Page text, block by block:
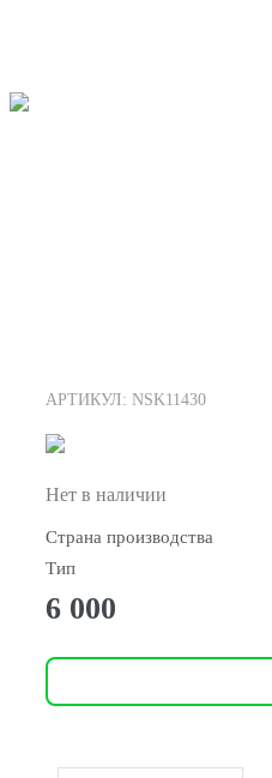
АРТИКУЛ: NSK11430
Нет в наличии
Страна производства
Тип
6 000